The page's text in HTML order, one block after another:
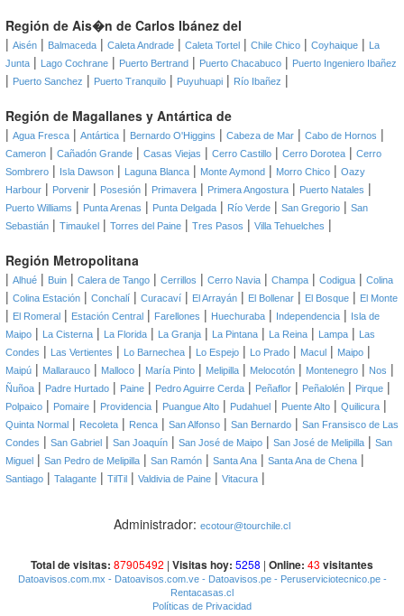
Región de Ais�n de Carlos Ibánez del
| Aisén | Balmaceda | Caleta Andrade | Caleta Tortel | Chile Chico | Coyhaique |
La
Junta | Lago Cochrane | Puerto Bertrand | Puerto Chacabuco | Puerto Ingeniero Ibañez
| Puerto Sanchez | Puerto Tranquilo | Puyuhuapi | Río Ibañez |
Región de Magallanes y Antártica de
| Agua Fresca | Antártica | Bernardo O'Higgins | Cabeza de Mar | Cabo de Hornos |
Cameron | Cañadón Grande | Casas Viejas | Cerro Castillo | Cerro Dorotea | Cerro
Sombrero | Isla Dawson | Laguna Blanca | Monte Aymond | Morro Chico | Oazy
Harbour | Porvenir | Posesión | Primavera | Primera Angostura | Puerto Natales |
Puerto Williams | Punta Arenas | Punta Delgada | Río Verde | San Gregorio | San
Sebastián | Timaukel | Torres del Paine | Tres Pasos | Villa Tehuelches |
Región Metropolitana
| Alhué | Buin | Calera de Tango | Cerrillos | Cerro Navia | Champa | Codigua | Colina
| Colina Estación | Conchalí | Curacaví | El Arrayán | El Bollenar | El Bosque | El Monte
| El Romeral | Estación Central | Farellones | Huechuraba | Independencia |
Isla de
Maipo | La Cisterna | La Florida | La Granja | La Pintana | La Reina | Lampa |
Las
Condes | Las Vertientes | Lo Barnechea | Lo Espejo | Lo Prado | Macul | Maipo |
Maipú | Mallarauco | Malloco | María Pinto | Melipilla | Melocotón | Montenegro | Nos |
Ñuñoa | Padre Hurtado | Paine | Pedro Aguirre Cerda | Peñaflor | Peñalolén | Pirque |
Polpaico | Pomaire | Providencia | Puangue Alto | Pudahuel | Puente Alto | Quilicura |
Quinta Normal | Recoleta | Renca | San Alfonso | San Bernardo | San Fransisco de Las
Condes | San Gabriel | San Joaquín | San José de Maipo | San José de Melipilla | San
Miguel | San Pedro de Melipilla | San Ramón | Santa Ana | Santa Ana de Chena |
Santiago | Talagante | TilTil | Valdivia de Paine | Vitacura |
Administrador: ecotour@tourchile.cl
Total de visitas: 87905492 | Visitas hoy: 5258 | Online: 43 visitantes
Datoavisos.com.mx - Datoavisos.com.ve- Datoavisos.pe- Peruserviciotecnico.pe-
Rentacasas.cl
Políticas de Privacidad